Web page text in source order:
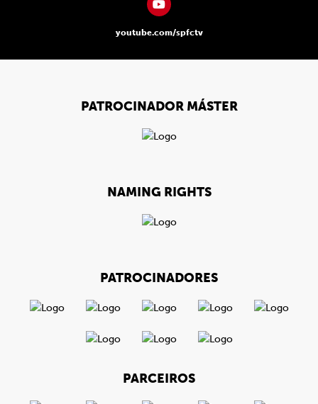
youtube.com/spfctv
PATROCINADOR MÁSTER
NAMING RIGHTS
PATROCINADORES
PARCEIROS